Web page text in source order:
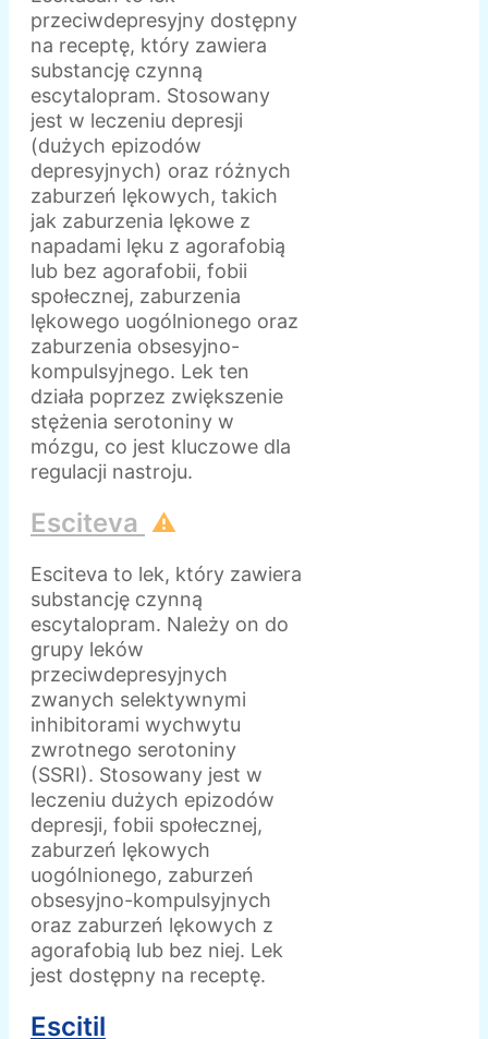
przeciwdepresyjny dostępny
na receptę, który zawiera
substancję czynną
escytalopram. Stosowany
jest w leczeniu depresji
(dużych epizodów
depresyjnych) oraz różnych
zaburzeń lękowych, takich
jak zaburzenia lękowe z
napadami lęku z agorafobią
lub bez agorafobii, fobii
społecznej, zaburzenia
lękowego uogólnionego oraz
zaburzenia obsesyjno-
kompulsyjnego. Lek ten
działa poprzez zwiększenie
stężenia serotoniny w
mózgu, co jest kluczowe dla
regulacji nastroju.
Esciteva ⚠️
Esciteva to lek, który zawiera
substancję czynną
escytalopram. Należy on do
grupy leków
przeciwdepresyjnych
zwanych selektywnymi
inhibitorami wychwytu
zwrotnego serotoniny
(SSRI). Stosowany jest w
leczeniu dużych epizodów
depresji, fobii społecznej,
zaburzeń lękowych
uogólnionego, zaburzeń
obsesyjno-kompulsyjnych
oraz zaburzeń lękowych z
agorafobią lub bez niej. Lek
jest dostępny na receptę.
Escitil